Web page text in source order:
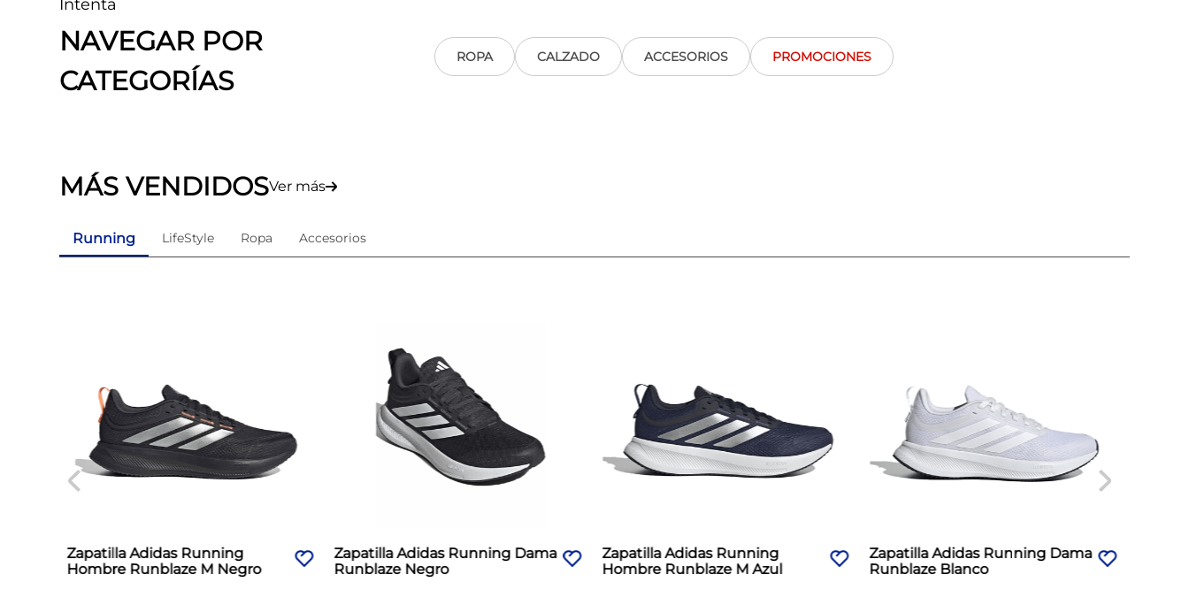
Intenta
NAVEGAR POR
CATEGORÍAS
ROPA CALZADO ACCESORIOS PROMOCIONES
MÁS VENDIDOSVer más
Running LifeStyle Ropa Accesorios
Zapatilla Adidas Running
Hombre Runblaze M Negro
Zapatilla Adidas Running Dama
Runblaze Negro
Zapatilla Adidas Running
Hombre Runblaze M Azul
Zapatilla Adidas Running Dama
Runblaze Blanco
tenis mujer
guayos sintéticos
nike mujer